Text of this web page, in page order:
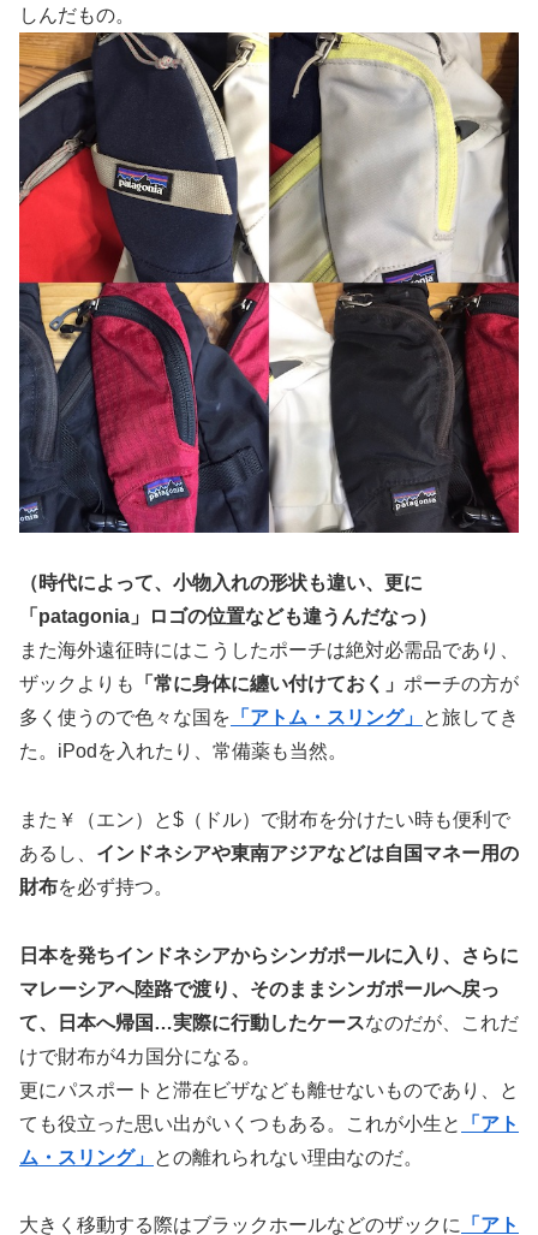
しんだもの。
（時代によって、小物入れの形状も違い、更に
「patagonia」ロゴの位置なども違うんだなっ）
また海外遠征時にはこうしたポーチは絶対必需品であり、
ザックよりも
「常に身体に纏い付けておく」 ポーチの方が
多く使うので色々な国を 「アトム・スリング」 と旅してき
た。iPodを入れたり、常備薬も当然。
また￥（エン）と$（ドル）で財布を分けたい時も便利で
あるし、 インドネシアや東南アジアなどは自国マネー用の
財布を必ず持つ。
日本を発ちインドネシアからシンガポールに入り、さらに
マレーシアへ陸路で渡り、そのままシンガポールへ戻っ
て、日本へ帰国…実際に行動したケースなのだが、これだ
けで財布が4カ国分になる。
更にパスポートと滞在ビザなども離せないものであり、と
ても役立った思い出がいくつもある。これが小生と
「アト
ム・スリング」 との離れられない理由なのだ。
大きく移動する際はブラックホールなどのザックに 「アト